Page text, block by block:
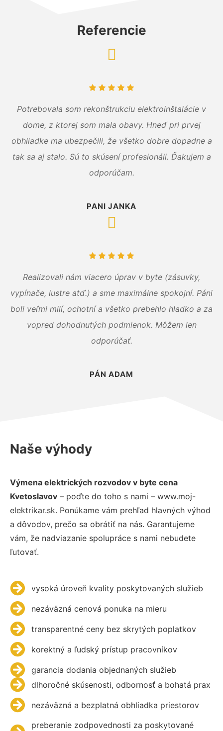
Referencie
Potrebovala som rekonštrukciu elektroinštalácie v
dome, z ktorej som mala obavy. Hneď pri prvej
obhliadke ma ubezpečili, že všetko dobre dopadne a
tak sa aj stalo. Sú to skúsení profesionáli. Ďakujem a
odporúčam.
PANI JANKA
Realizovali nám viacero úprav v byte (zásuvky,
vypínače, lustre atď.) a sme maximálne spokojní. Páni
boli veľmi milí, ochotní a všetko prebehlo hladko a za
vopred dohodnutých podmienok. Môžem len
odporúčať.
PÁN ADAM
Naše výhody
Výmena elektrických rozvodov v byte cena
Kvetoslavov – poďte do toho s nami – www.moj-
elektrikar.sk. Ponúkame vám prehľad hlavných výhod
a dôvodov, prečo sa obrátiť na nás. Garantujeme
vám, že nadviazanie spolupráce s nami nebudete
ľutovať.
vysoká úroveň kvality poskytovaných služieb
nezáväzná cenová ponuka na mieru
transparentné ceny bez skrytých poplatkov
korektný a ľudský prístup pracovníkov
garancia dodania objednaných služieb
dlhoročné skúsenosti, odbornosť a bohatá prax
nezáväzná a bezplatná obhliadka priestorov
preberanie zodpovednosti za poskytované